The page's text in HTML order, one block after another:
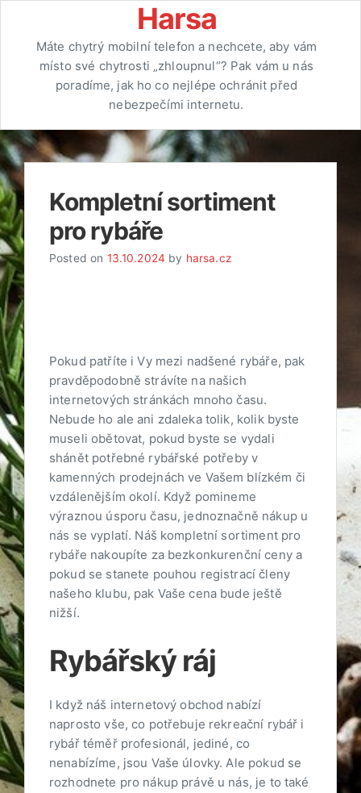
content
Harsa
Máte chytrý mobilní telefon a nechcete, aby vám
místo své chytrosti „zhloupnul“? Pak vám u nás
poradíme, jak ho co nejlépe ochránit před
nebezpečími internetu.
Kompletní sortiment
pro rybáře
Posted on 13.10.2024 by harsa.cz
Pokud patříte i Vy mezi nadšené rybáře, pak
pravděpodobně strávíte na našich
internetových stránkách mnoho času.
Nebude ho ale ani zdaleka tolik, kolik byste
museli obětovat, pokud byste se vydali
shánět potřebné rybářské potřebyv
kamenných prodejnách ve Vašem blízkém či
vzdálenějším okolí. Když pomineme
výraznou úsporu času, jednoznačně nákup u
nás se vyplatí. Náš kompletní sortiment pro
rybáře nakoupíte za bezkonkurenční ceny a
pokud se stanete pouhou registrací členy
našeho klubu, pak Vaše cena bude ještě
nižší.
Rybářský ráj
I když náš internetový obchod nabízí
naprosto vše, co potřebuje rekreační rybář i
rybář téměř profesionál, jediné, co
nenabízíme, jsou Vaše úlovky. Ale pokud se
rozhodnete pro nákup právě u nás, je to také